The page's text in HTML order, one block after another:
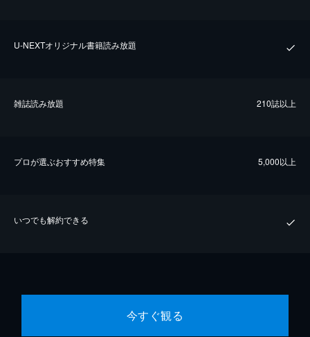
U-NEXTオリジナル書籍読み放題
雑誌読み放題 210誌以上
プロが選ぶおすすめ特集 5,000以上
いつでも解約できる
今すぐ観る